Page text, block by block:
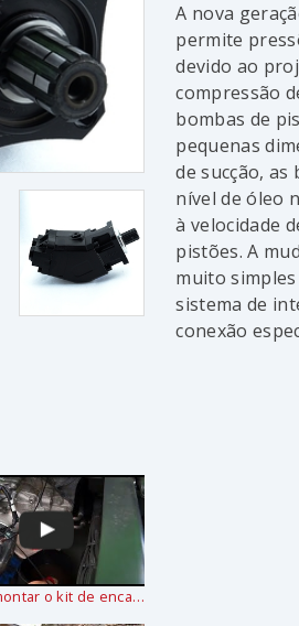
Como montar o kit de encanamento
A nova
permite
devido ao
compressão
bombas de
pequenas
de sucção,
nível de óleo
à velocidade
pistões. A
muito simples
sistema de
conexão